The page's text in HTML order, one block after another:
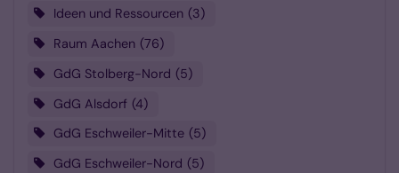
Ideen und Ressourcen 3
Raum Aachen 76
GdG Stolberg-Nord 5
GdG Alsdorf 4
GdG Eschweiler-Mitte
5
GdG Eschweiler-Nord 5